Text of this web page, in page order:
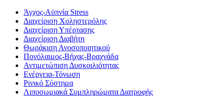
Άγχος-Αϋπνία Stress
Διαχείριση Χοληστερόλης
Διαχείριση Υπέρτασης
Διαχείριση Διαβήτη
Θωράκιση Ανοσοποιητικού
Πονόλαιμος-Βήχας-Βραχνάδα
Αντιμετώπιση Δυσκοιλιότητας
Eνέργεια-Τόνωση
Ρινικό Σύστημα
Λιποσωμιακά Συμπληρώματα Διατροφής